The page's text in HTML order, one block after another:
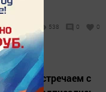
538 0 0
свой
встречаем с